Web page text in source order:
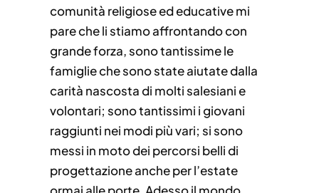
comunità religiose ed educative mi
pare che li stiamo affrontando con
grande forza, sono tantissime le
famiglie che sono state aiutate dalla
carità nascosta di molti salesiani e
volontari; sono tantissimi i giovani
raggiunti nei modi più vari; si sono
messi in moto dei percorsi belli di
progettazione anche per l’estate